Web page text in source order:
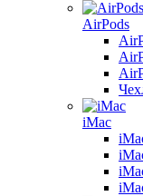
AirPods
iMac